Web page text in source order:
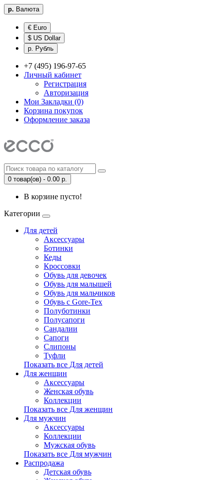
р. Валюта
€ Euro
$ US Dollar
р. Рубль
+7 (495) 196-97-65
Личный кабинет
Регистрация
Авторизация
Мои Закладки (0)
Корзина покупок
Оформление заказа
0 товар(ов) - 0.00 р.
В корзине пусто!
Категории
Для детей
Аксессуары
Ботинки
Кеды
Кроссовки
Обувь для девочек
Обувь для малышей
Обувь для мальчиков
Обувь с Gore-Tex
Полуботинки
Полусапоги
Сандалии
Сапоги
Слипоны
Туфли
Показать все Для детей
Для женщин
Аксессуары
Женская обувь
Коллекции
Показать все Для женщин
Для мужчин
Аксессуары
Коллекции
Мужская обувь
Показать все Для мужчин
Распродажа
Детская обувь